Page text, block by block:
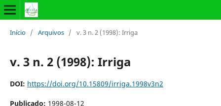
Início / Arquivos / v. 3 n. 2 (1998): Irriga
v. 3 n. 2 (1998): Irriga
DOI: https://doi.org/10.15809/irriga.1998v3n2
Publicado: 1998-08-12